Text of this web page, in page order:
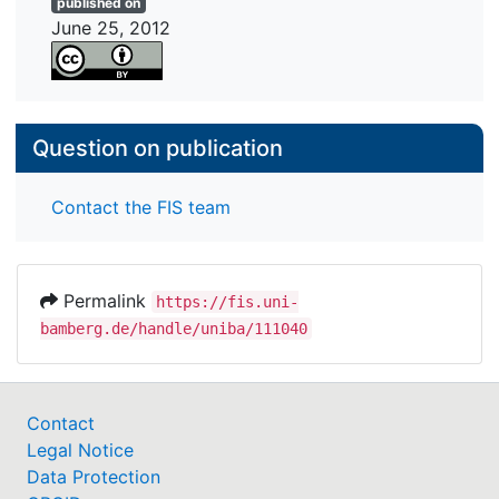
June 25, 2012
Question on publication
Contact the FIS team
Permalink
https://fis.uni-
bamberg.de/handle/uniba/111040
Contact
Legal Notice
Data Protection